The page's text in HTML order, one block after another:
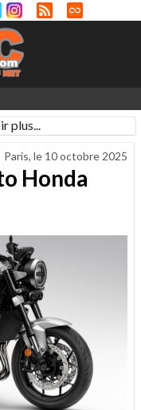
plus...
Paris, le 10 octobre 2025
Honda